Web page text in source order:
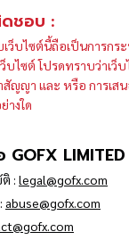
ชอบ :
ว็บไซต์นี้ถือเป็นการกระ
บไซต์ โปรดทราบว่าเว็
ญญา และ หรือ การเส
างใด
: legal@gofx.com
abuse@gofx.com